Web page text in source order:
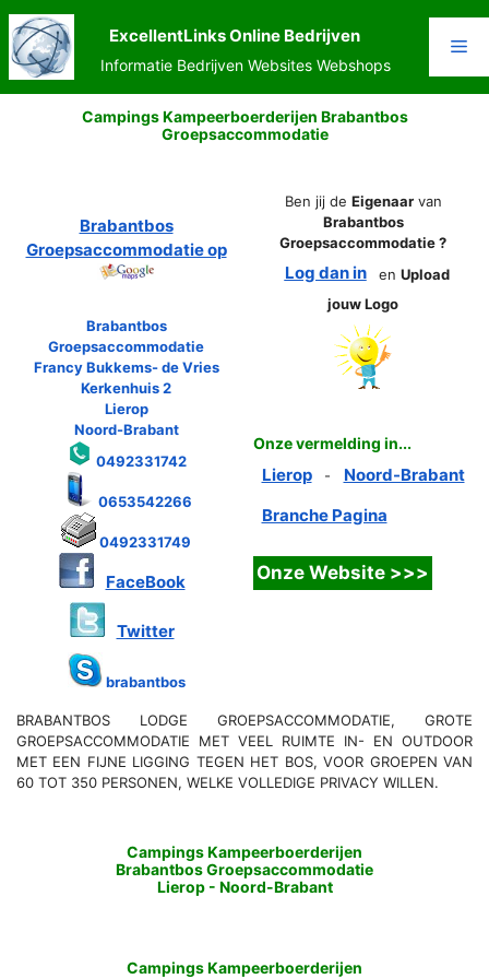
Ga
naar
de
inhoud
ExcellentLinks Online Bedrijven
Informatie Bedrijven Websites Webshops
Campings Kampeerboerderijen Brabantbos
Groepsaccommodatie
Brabantbos
Groepsaccommodatie op
Brabantbos
Groepsaccommodatie
Francy Bukkems- de Vries
Kerkenhuis 2
Lierop
Noord-Brabant
0492331742
0653542266
0492331749
FaceBook
Twitter
brabantbos
Ben jij de Eigenaarvan
Brabantbos
Groepsaccommodatie ?
Log dan in en Upload
jouw Logo
Onze vermelding in...
Lierop -
Noord-Brabant
Branche Pagina
BRABANTBOS LODGE GROEPSACCOMMODATIE, GROTE
GROEPSACCOMMODATIE MET VEEL RUIMTE IN- EN OUTDOOR
MET EEN FIJNE LIGGING TEGEN HET BOS, VOOR GROEPEN VAN
60 TOT 350 PERSONEN, WELKE VOLLEDIGE PRIVACY WILLEN.
Campings Kampeerboerderijen
Brabantbos Groepsaccommodatie
Lierop- Noord-Brabant
Campings Kampeerboerderijen